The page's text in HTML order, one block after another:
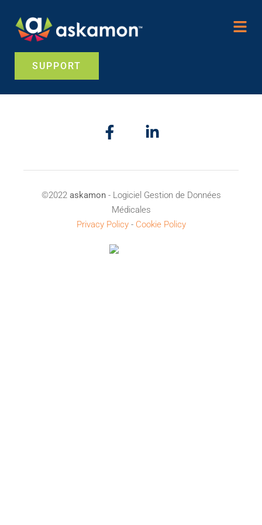
SUPPORT
©2022 askamon- Logiciel Gestion de Données
Médicales
Privacy Policy- Cookie Policy